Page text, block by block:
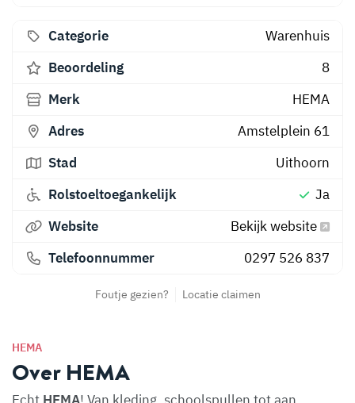
HEMA
Over HEMA
Categorie
Warenhuis
Beoordeling
8
Merk
HEMA
Adres
Amstelplein 61
Stad
Uithoorn
Rolstoeltoegankelijk
Ja
Website
Bekijk website
Telefoonnummer
0297 526 837
Foutje gezien? Locatie claimen